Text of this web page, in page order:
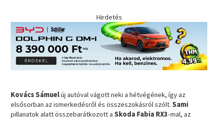
Hirdetés
Kovács Sámuelúj autóval vágott neki a hétvégének, így az
elsősorban az ismerkedésről és összeszokásról szólt.Sami
pillanatok alatt összebarátkozott aSkoda Fabia RX3-mal, az